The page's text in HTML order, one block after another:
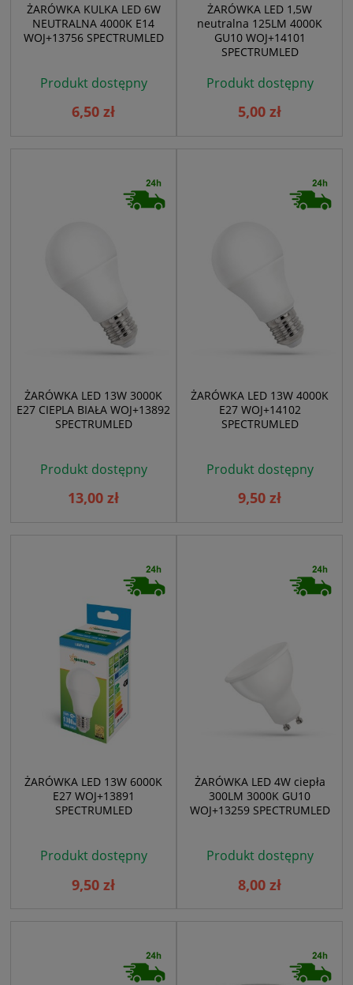
ŻARÓWKA KULKA LED 6W
NEUTRALNA 4000K E14
WOJ+13756 SPECTRUMLED
Produkt dostępny
6,50 zł
ŻARÓWKA LED 1,5W
neutralna 125LM 4000K
GU10 WOJ+14101
SPECTRUMLED
Produkt dostępny
5,00 zł
ŻARÓWKA LED 13W 3000K
E27 CIEPLA BIAŁA WOJ+13892
SPECTRUMLED
Produkt dostępny
13,00 zł
ŻARÓWKA LED 13W 4000K
E27 WOJ+14102
SPECTRUMLED
Produkt dostępny
9,50 zł
ŻARÓWKA LED 13W 6000K
E27 WOJ+13891
SPECTRUMLED
Produkt dostępny
9,50 zł
ŻARÓWKA LED 4W ciepła
300LM 3000K GU10
WOJ+13259 SPECTRUMLED
Produkt dostępny
8,00 zł